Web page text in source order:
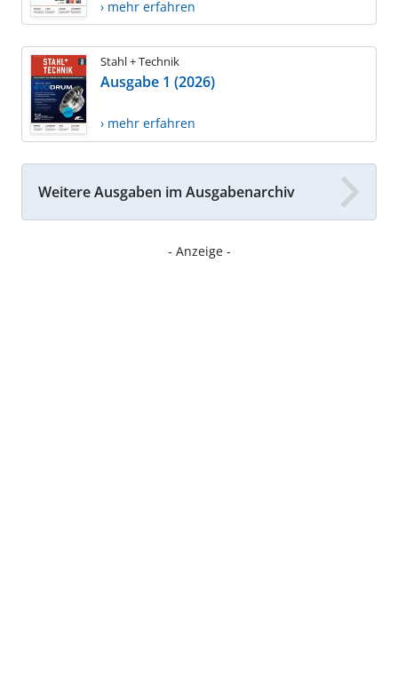
› mehr erfahren
Stahl + Technik
Ausgabe 1 (2026)
› mehr erfahren
Weitere Ausgaben im Ausgabenarchiv
- Anzeige -